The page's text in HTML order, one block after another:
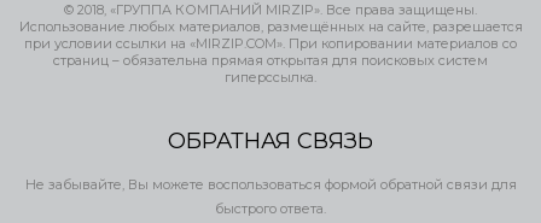
© 2018, «ГРУППА КОМПАНИЙ MIRZIP». Все права защищены.
Использование любых материалов, размещённых на сайте, разрешается
при условии ссылки на «MIRZIP.COM». При копировании материалов со
страниц – обязательна прямая открытая для поисковых систем
гиперссылка.
ОБРАТНАЯ СВЯЗЬ
Не забывайте, Вы можете воспользоваться формой обратной связи для
быстрого ответа.